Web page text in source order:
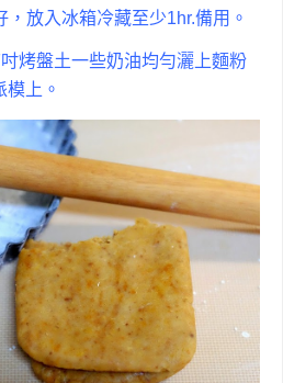
放入冰箱冷藏至少1hr.備用。
烤盤土一些奶油均勻灑上麵粉
上。